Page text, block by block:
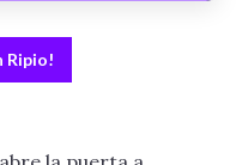
Ripio!